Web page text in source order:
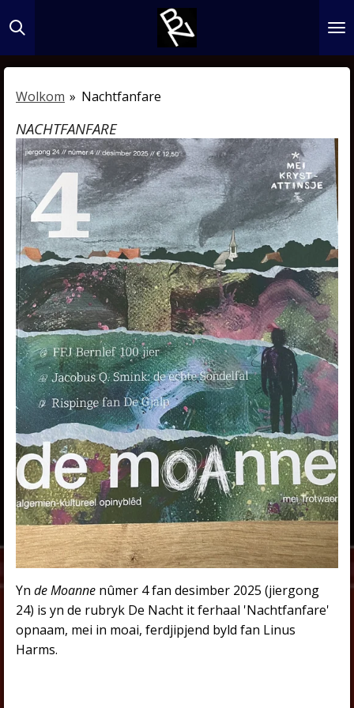
Ga
direct
naar
hoofdinhoud
Wolkom » Nachtfanfare
NACHTFANFARE
Yn de Moanne nûmer 4 fan desimber 2025 (jiergong
24) is yn de rubryk De Nacht it ferhaal 'Nachtfanfare'
opnaam, mei in moai, ferdjipjend byld fan Linus
Harms.